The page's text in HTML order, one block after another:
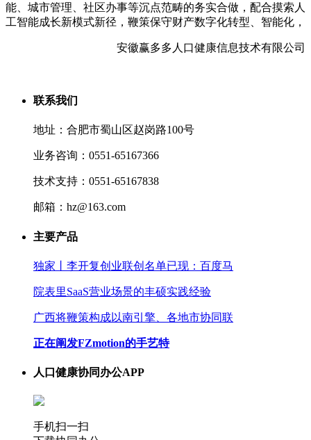
能、城市管理、社区办事等沉点范畴的务实合做，配合摸索人
工智能成长新模式新径，鞭策保守财产数字化转型、智能化，
安徽赢多多人口健康信息技术有限公司
联系我们
地址：合肥市蜀山区赵岗路100号
业务咨询：0551-65167366
技术支持：0551-65167838
邮箱：hz@163.com
主要产品
独家丨李开复创业联创名单已现：百度马
院表里SaaS营业场景的丰硕实践经验
广西将鞭策构成以南引擎、各地市协同联
正在阐发FZmotion的手艺特
人口健康协同办公APP
手机扫一扫